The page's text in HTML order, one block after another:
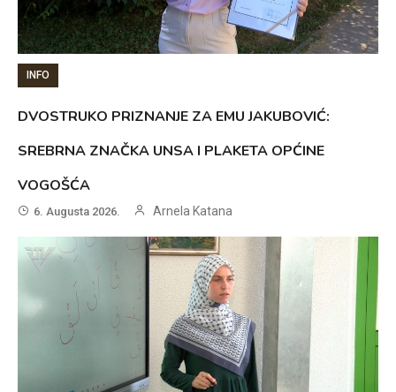
INFO
DVOSTRUKO PRIZNANJE ZA EMU JAKUBOVIĆ:
SREBRNA ZNAČKA UNSA I PLAKETA OPĆINE
VOGOŠĆA
6. Augusta 2026. Arnela Katana